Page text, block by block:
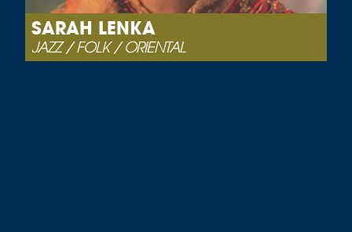
SARAH LENKA
JAZZ / FOLK / ORIENTAL